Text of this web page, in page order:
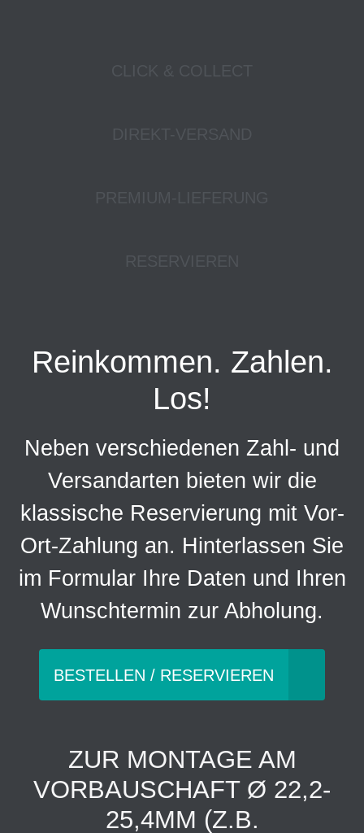
Reinkommen. Zahlen.
Los!
Neben verschiedenen Zahl- und
Versandarten bieten wir die
klassische Reservierung mit Vor-
Ort-Zahlung an. Hinterlassen Sie
im Formular Ihre Daten und Ihren
Wunschtermin zur Abholung.
BESTELLEN / RESERVIEREN
ZUR MONTAGE AM
VORBAUSCHAFT Ø 22,2-
25,4MM (Z.B.